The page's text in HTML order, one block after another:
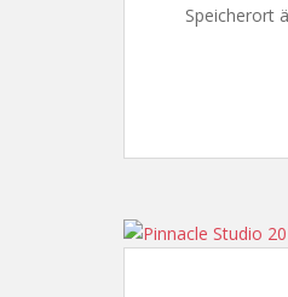
Speicherort